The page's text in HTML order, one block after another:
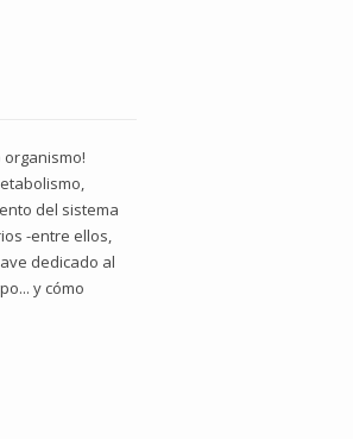
del sistema
-entre ellos,
dedicado al
y cómo